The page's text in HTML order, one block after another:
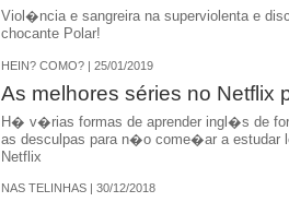
Viol�ncia e sangreira na superviolenta e
chocante Polar!
HEIN? COMO? | 25/01/2019
As melhores séries no Netflix
H� v�rias formas de aprender ingl�s de
as desculpas para n�o come�ar a
Netflix
NAS TELINHAS | 30/12/2018